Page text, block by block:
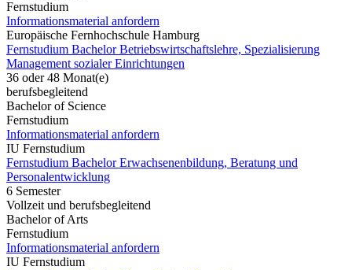
Fernstudium
Informationsmaterial anfordern
Europäische Fernhochschule Hamburg
Fernstudium Bachelor Betriebswirtschaftslehre, Spezialisierung
Management sozialer Einrichtungen
36 oder 48 Monat(e)
berufsbegleitend
Bachelor of Science
Fernstudium
Informationsmaterial anfordern
IU Fernstudium
Fernstudium Bachelor Erwachsenenbildung, Beratung und
Personalentwicklung
6 Semester
Vollzeit und berufsbegleitend
Bachelor of Arts
Fernstudium
Informationsmaterial anfordern
IU Fernstudium